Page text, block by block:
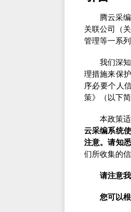
腾云采
关联公司（
管理等一系
我们深
理措施来保
序必要个人
策》（以下简
本政策
云采编系统
注意。请知
们所收集的信
请注意
您可以